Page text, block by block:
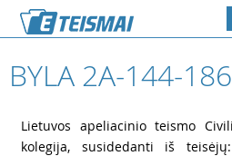
BYLA 2A-144-
Lietuvos apeliacinio teismo
kolegija, susidedanti iš